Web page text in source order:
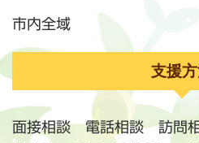
市内全域
支援
面接相談 電話相談 訪問